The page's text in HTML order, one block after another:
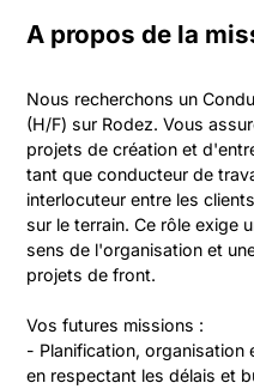
A propos de la
Nous recherchons un
(H/F) sur Rodez. Vous
projets de création et
tant que conducteur de
interlocuteur entre les
sur le terrain. Ce rôle exige
sens de l'organisation et
projets de front.
Vos futures missions :
- Planification, organisation
en respectant les délais et